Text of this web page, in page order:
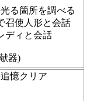
る箇所を調べる
召使人形と会話
ディと会話
器)
憶クリア